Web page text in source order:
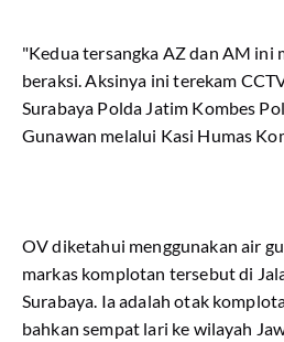
"Kedua tersangka AZ dan AM ini
beraksi. Aksinya ini terekam
Surabaya Polda Jatim Kombes
Gunawan melalui Kasi Humas
OV diketahui menggunakan air
markas komplotan tersebut di
Surabaya. Ia adalah otak
bahkan sempat lari ke wilayah